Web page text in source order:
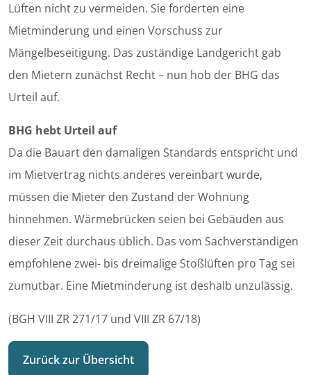
Lüften nicht zu vermeiden. Sie forderten eine
Mietminderung und einen Vorschuss zur
Mängelbeseitigung. Das zuständige Landgericht gab
den Mietern zunächst Recht – nun hob der BHG das
Urteil auf.
BHG hebt Urteil auf
Da die Bauart den damaligen Standards entspricht und
im Mietvertrag nichts anderes vereinbart wurde,
müssen die Mieter den Zustand der Wohnung
hinnehmen. Wärmebrücken seien bei Gebäuden aus
dieser Zeit durchaus üblich. Das vom Sachverständigen
empfohlene zwei- bis dreimalige Stoßlüften pro Tag sei
zumutbar. Eine Mietminderung ist deshalb unzulässig.
(BGH VIII ZR 271/17 und VIII ZR 67/18)
Zurück zur Übersicht